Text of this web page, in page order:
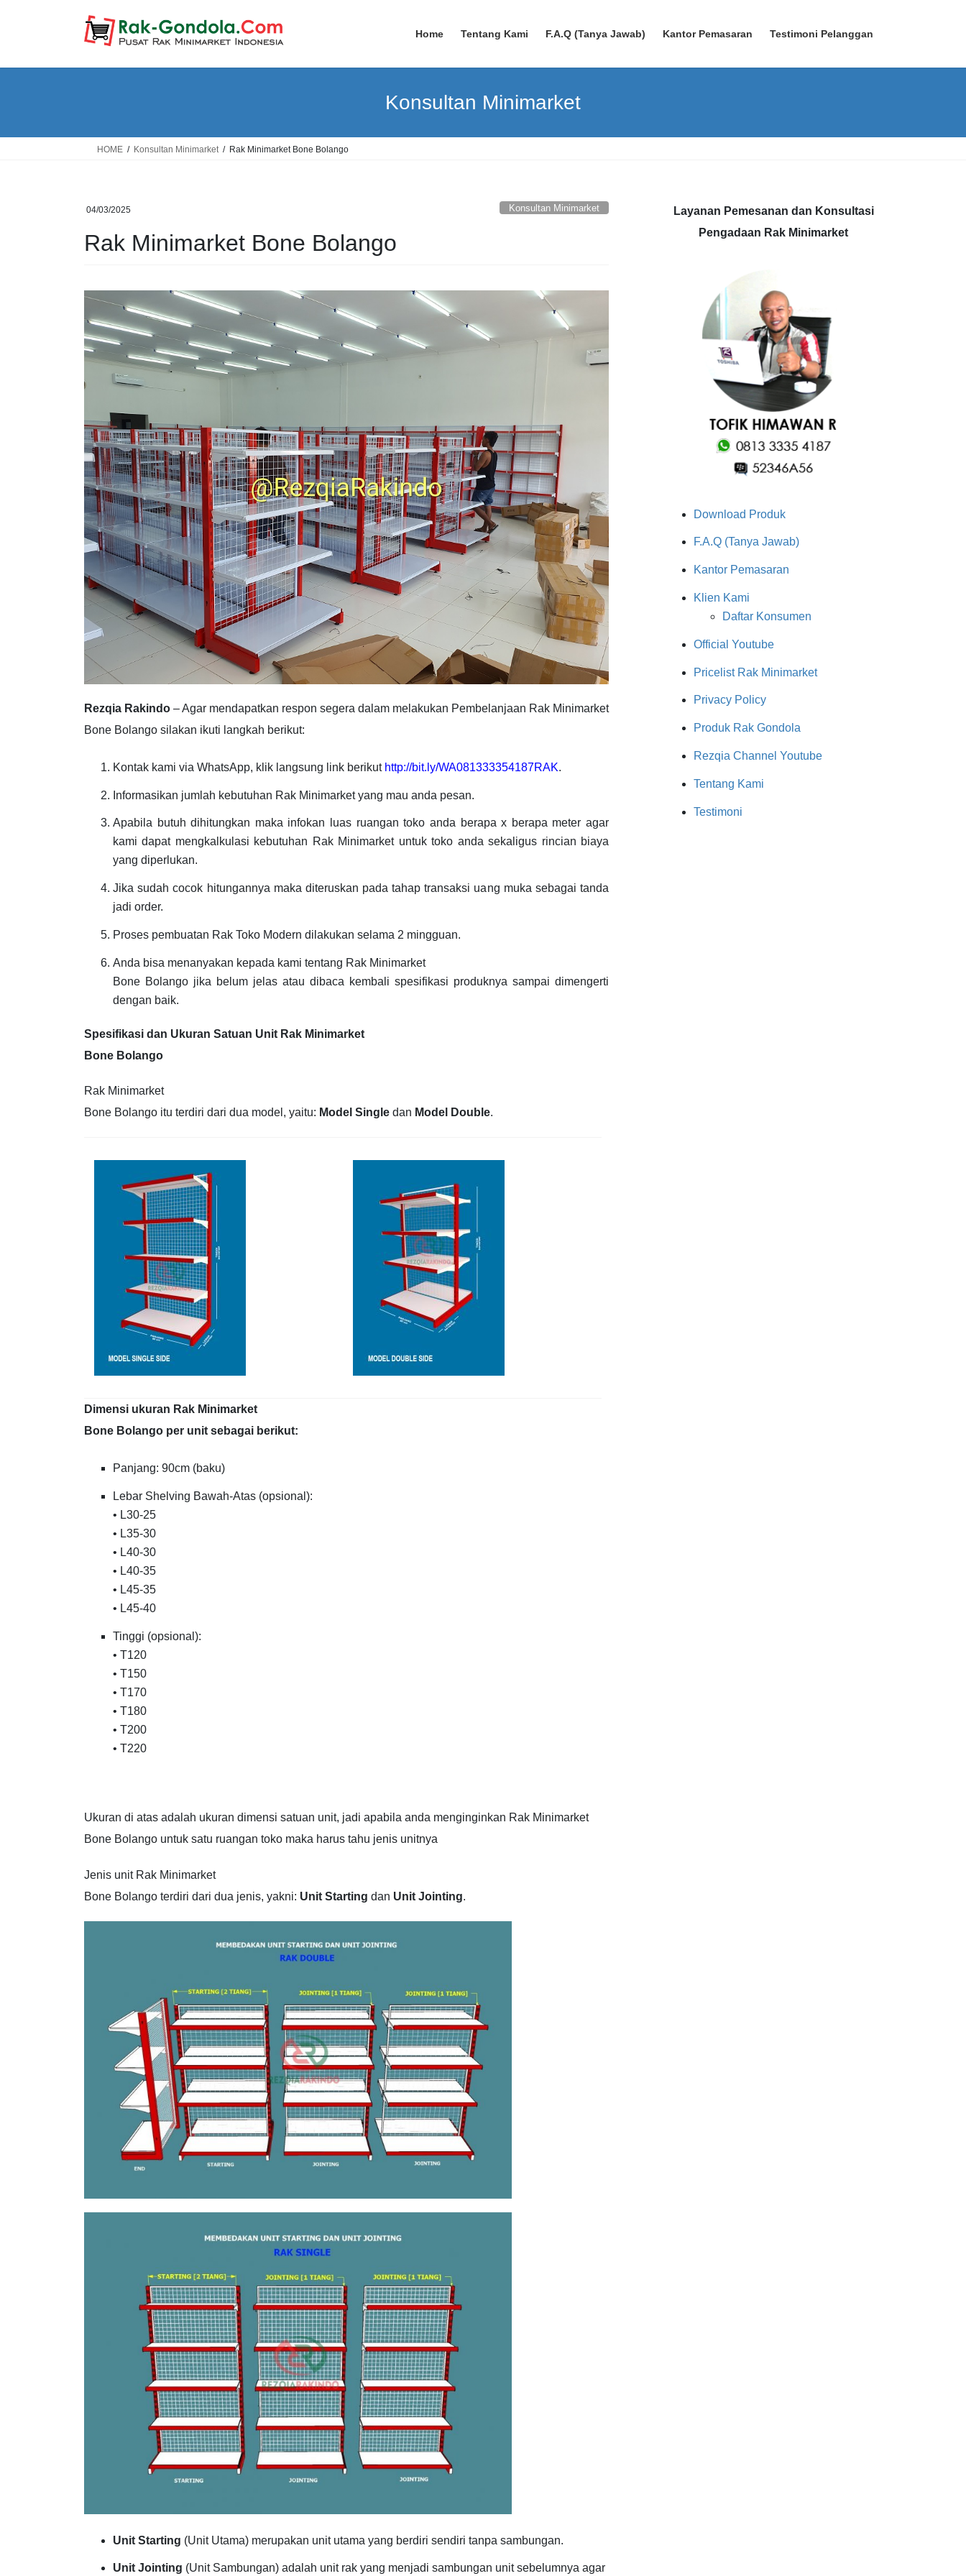
Home Tentang Kami F.A.Q (Tanya Jawab) Kantor Pemasaran Testimoni Pelanggan
Konsultan Minimarket
HOME Konsultan Minimarket Rak Minimarket Bone Bolango
04/03/2025 Konsultan Minimarket
Rak Minimarket Bone Bolango
Rezqia Rakindo – Agar mendapatkan respon segera dalam melakukan Pembelanjaan Rak Minimarket
Bone Bolango silakan ikuti langkah berikut:
Kontak kami via WhatsApp, klik langsung link berikut http://bit.ly/WA081333354187RAK.
Informasikan jumlah kebutuhan Rak Minimarket yang mau anda pesan.
Apabila butuh dihitungkan maka infokan luas ruangan toko anda berapa x berapa meter agar
kami dapat mengkalkulasi kebutuhan Rak Minimarket untuk toko anda sekaligus rincian biaya
yang diperlukan.
Jika sudah cocok hitungannya maka diteruskan pada tahap transaksi uang muka sebagai tanda
jadi order.
Proses pembuatan Rak Toko Modern dilakukan selama 2 mingguan.
Anda bisa menanyakan kepada kami tentang Rak Minimarket
Bone Bolango jika belum jelas atau dibaca kembali spesifikasi produknya sampai dimengerti
dengan baik.
Spesifikasi dan Ukuran Satuan Unit Rak Minimarket
Bone Bolango
Rak Minimarket
Bone Bolango itu terdiri dari dua model, yaitu: Model Single dan Model Double.
Dimensi ukuran Rak Minimarket
Bone Bolango per unit sebagai berikut:
Panjang: 90cm (baku)
Lebar Shelving Bawah-Atas (opsional):
• L30-25
• L35-30
• L40-30
• L40-35
• L45-35
• L45-40
Tinggi (opsional):
• T120
• T150
• T170
• T180
• T200
• T220
Ukuran di atas adalah ukuran dimensi satuan unit, jadi apabila anda menginginkan Rak Minimarket
Bone Bolango untuk satu ruangan toko maka harus tahu jenis unitnya
Jenis unit Rak Minimarket
Bone Bolango terdiri dari dua jenis, yakni: Unit Starting dan Unit Jointing.
Unit Starting (Unit Utama) merupakan unit utama yang berdiri sendiri tanpa sambungan.
Unit Jointing (Unit Sambungan) adalah unit rak yang menjadi sambungan unit sebelumnya agar
Layanan Pemesanan dan Konsultasi
Pengadaan Rak Minimarket
Download Produk
F.A.Q (Tanya Jawab)
Kantor Pemasaran
Klien Kami
Daftar Konsumen
Official Youtube
Pricelist Rak Minimarket
Privacy Policy
Produk Rak Gondola
Rezqia Channel Youtube
Tentang Kami
Testimoni